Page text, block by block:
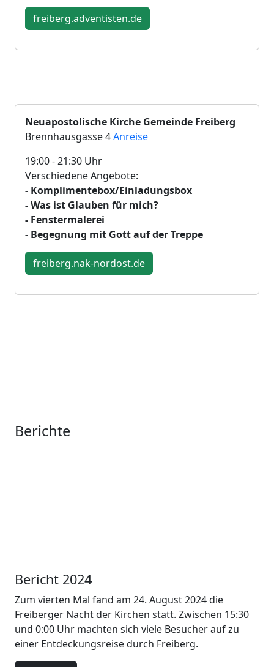
freiberg.adventisten.de
Neuapostolische Kirche Gemeinde Freiberg
Brennhausgasse 4Anreise
19:00 - 21:30 Uhr
Verschiedene Angebote:
- Komplimentebox/Einladungsbox
- Was ist Glauben für mich?
- Fenstermalerei
- Begegnung mit Gott auf der Treppe
freiberg.nak-nordost.de
Berichte
Bericht 2024
Zum vierten Mal fand am 24. August 2024 die
Freiberger Nacht der Kirchen statt. Zwischen 15:30
und 0:00 Uhr machten sich viele Besucher auf zu
einer Entdeckungsreise durch Freiberg.